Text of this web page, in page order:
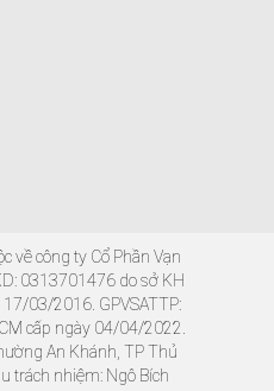
về công ty Cổ Phần Vạn
0313701476 do sở KH
03/2016. GPVSATTP:
cấp ngày 04/04/2022.
An Khánh, TP Thủ
trách nhiệm: Ngô Bích